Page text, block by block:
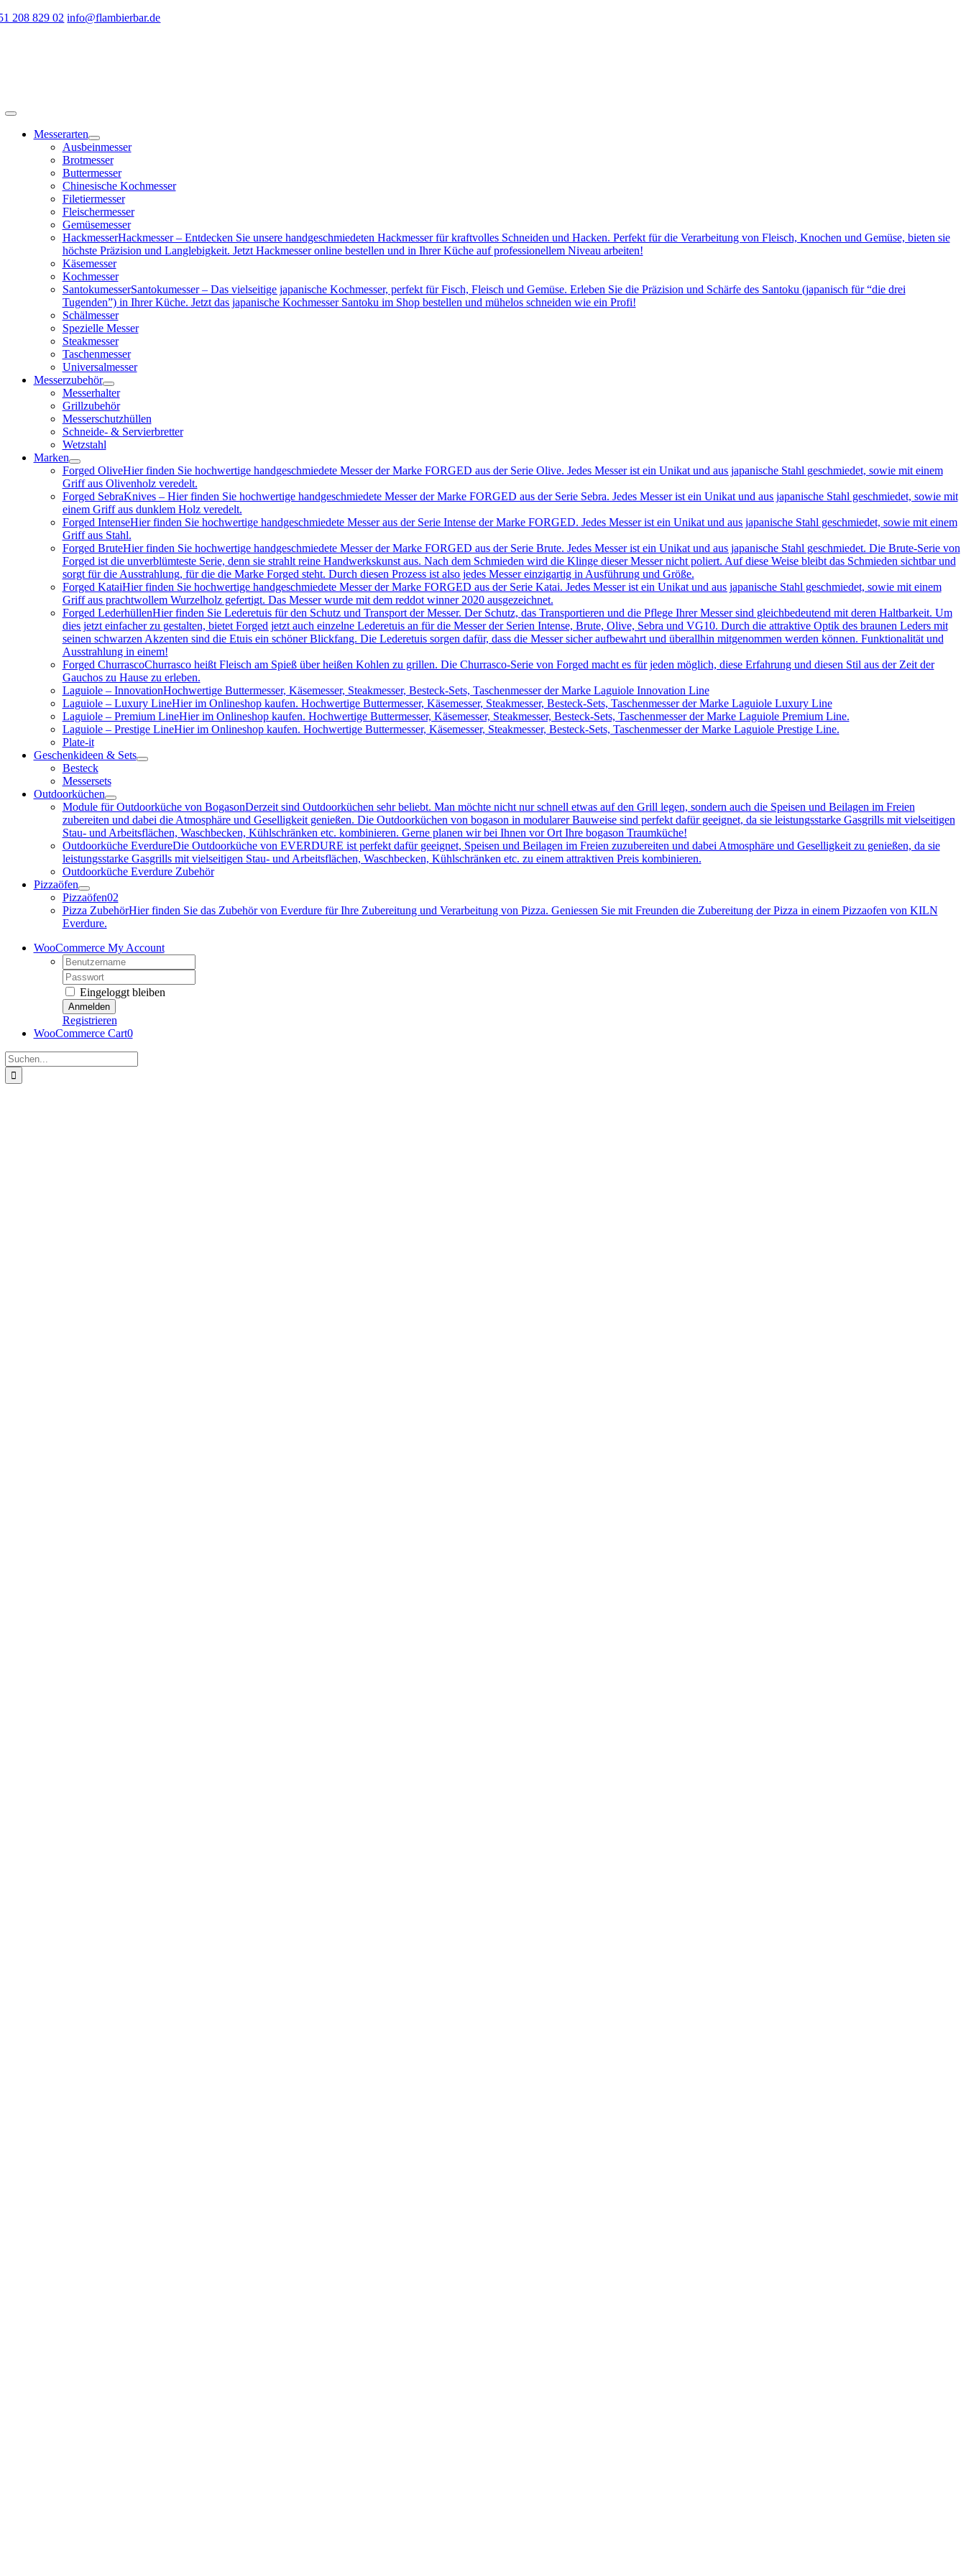
Zum
208 829 02 info@flambierbar.de
Toggle
NavigationMesserarten
Ausbeinmesser
Brotmesser
Buttermesser
Chinesische Kochmesser
Filetiermesser
Fleischermesser
Gemüsemesser
HackmesserHackmesser – Entdecken Sie unsere handgeschmiedeten Hackmesser für kraftvolles Schneiden und Hacken. Perfekt für die Verarbeitung von Fleisch, Knochen und Gemüse, bieten sie
höchste Präzision und Langlebigkeit. Jetzt Hackmesser online bestellen und in Ihrer Küche auf professionellem Niveau arbeiten!
Käsemesser
Kochmesser
SantokumesserSantokumesser – Das vielseitige japanische Kochmesser, perfekt für Fisch, Fleisch und Gemüse. Erleben Sie die Präzision und Schärfe des Santoku (japanisch für “die drei
Tugenden”) in Ihrer Küche. Jetzt das japanische Kochmesser Santoku im Shop bestellen und mühelos schneiden wie ein Profi!
Schälmesser
Spezielle Messer
Steakmesser
Taschenmesser
Universalmesser
Messerzubehör
Messerhalter
Grillzubehör
Messerschutzhüllen
Schneide- & Servierbretter
Wetzstahl
Marken
Forged OliveHier finden Sie hochwertige handgeschmiedete Messer der Marke FORGED aus der Serie Olive. Jedes Messer ist ein Unikat und aus japanische Stahl geschmiedet, sowie mit einem
Griff aus Olivenholz veredelt.
Forged SebraKnives – Hier finden Sie hochwertige handgeschmiedete Messer der Marke FORGED aus der Serie Sebra. Jedes Messer ist ein Unikat und aus japanische Stahl geschmiedet, sowie mit
einem Griff aus dunklem Holz veredelt.
Forged IntenseHier finden Sie hochwertige handgeschmiedete Messer aus der Serie Intense der Marke FORGED. Jedes Messer ist ein Unikat und aus japanische Stahl geschmiedet, sowie mit einem
Griff aus Stahl.
Forged BruteHier finden Sie hochwertige handgeschmiedete Messer der Marke FORGED aus der Serie Brute. Jedes Messer ist ein Unikat und aus japanische Stahl geschmiedet. Die Brute-Serie von
Forged ist die unverblümteste Serie, denn sie strahlt reine Handwerkskunst aus. Nach dem Schmieden wird die Klinge dieser Messer nicht poliert. Auf diese Weise bleibt das Schmieden sichtbar und
sorgt für die Ausstrahlung, für die die Marke Forged steht. Durch diesen Prozess ist also jedes Messer einzigartig in Ausführung und Größe.
Forged KataiHier finden Sie hochwertige handgeschmiedete Messer der Marke FORGED aus der Serie Katai. Jedes Messer ist ein Unikat und aus japanische Stahl geschmiedet, sowie mit einem
Griff aus prachtwollem Wurzelholz gefertigt. Das Messer wurde mit dem reddot winner 2020 ausgezeichnet.
Forged LederhüllenHier finden Sie Lederetuis für den Schutz und Transport der Messer. Der Schutz, das Transportieren und die Pflege Ihrer Messer sind gleichbedeutend mit deren Haltbarkeit. Um
dies jetzt einfacher zu gestalten, bietet Forged jetzt auch einzelne Lederetuis an für die Messer der Serien Intense, Brute, Olive, Sebra und VG10. Durch die attraktive Optik des braunen Leders mit
seinen schwarzen Akzenten sind die Etuis ein schöner Blickfang. Die Lederetuis sorgen dafür, dass die Messer sicher aufbewahrt und überallhin mitgenommen werden können. Funktionalität und
Ausstrahlung in einem!
Forged ChurrascoChurrasco heißt Fleisch am Spieß über heißen Kohlen zu grillen. Die Churrasco-Serie von Forged macht es für jeden möglich, diese Erfahrung und diesen Stil aus der Zeit der
Gauchos zu Hause zu erleben.
Laguiole – InnovationHochwertige Buttermesser, Käsemesser, Steakmesser, Besteck-Sets, Taschenmesser der Marke Laguiole Innovation Line
Laguiole – Luxury LineHier im Onlineshop kaufen. Hochwertige Buttermesser, Käsemesser, Steakmesser, Besteck-Sets, Taschenmesser der Marke Laguiole Luxury Line
Laguiole – Premium LineHier im Onlineshop kaufen. Hochwertige Buttermesser, Käsemesser, Steakmesser, Besteck-Sets, Taschenmesser der Marke Laguiole Premium Line.
Laguiole – Prestige LineHier im Onlineshop kaufen. Hochwertige Buttermesser, Käsemesser, Steakmesser, Besteck-Sets, Taschenmesser der Marke Laguiole Prestige Line.
Plate-it
Geschenkideen & Sets
Besteck
Messersets
Outdoorküchen
Module für Outdoorküche von BogasonDerzeit sind Outdoorküchen sehr beliebt. Man möchte nicht nur schnell etwas auf den Grill legen, sondern auch die Speisen und Beilagen im Freien
zubereiten und dabei die Atmosphäre und Geselligkeit genießen. Die Outdoorküchen von bogason in modularer Bauweise sind perfekt dafür geeignet, da sie leistungsstarke Gasgrills mit vielseitigen
Stau- und Arbeitsflächen, Waschbecken, Kühlschränken etc. kombinieren. Gerne planen wir bei Ihnen vor Ort Ihre bogason Traumküche!
Outdoorküche EverdureDie Outdoorküche von EVERDURE ist perfekt dafür geeignet, Speisen und Beilagen im Freien zuzubereiten und dabei Atmosphäre und Geselligkeit zu genießen, da sie
leistungsstarke Gasgrills mit vielseitigen Stau- und Arbeitsflächen, Waschbecken, Kühlschränken etc. zu einem attraktiven Preis kombinieren.
Outdoorküche Everdure Zubehör
Pizzaöfen
Pizzaöfen02
Pizza ZubehörHier finden Sie das Zubehör von Everdure für Ihre Zubereitung und Verarbeitung von Pizza. Geniessen Sie mit Freunden die Zubereitung der Pizza in einem Pizzaofen von KILN
Everdure.
WooCommerce My Account
Username:
Password:
Eingeloggt bleiben
Registrieren
WooCommerce Cart0
Suche
nach: